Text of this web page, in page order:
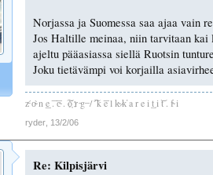
Norjassa ja Suomessa saa ajaa vain
Jos Haltille meinaa, niin tarvitaan kai
ajeltu pääasiassa siellä Ruotsin
Joku tietävämpi voi korjailla
z̵ ́o̴ ̀n ͟e ͞. ͞c̴ . ͠o҉ r ̵g ̶ / ͠ ́k ͞e l k̴ ̷k̕ a r e i ͢t i ͝t . f̴ i
ryder 13/2/06
Re: Kilpisjärvi